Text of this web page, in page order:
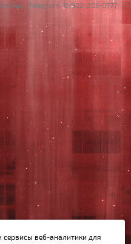
Telegram: 8-902-205-0777
публичной офертой,
веб-аналитики для